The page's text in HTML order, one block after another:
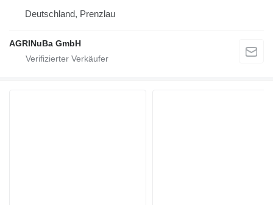
Deutschland, Prenzlau
AGRINuBa GmbH